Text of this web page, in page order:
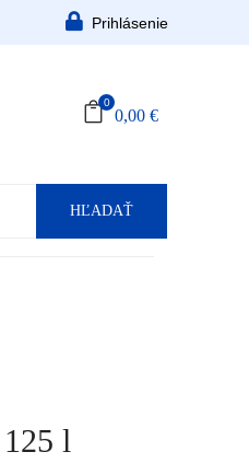
Prihlásenie
0
0,00€
HĽADAŤ
l